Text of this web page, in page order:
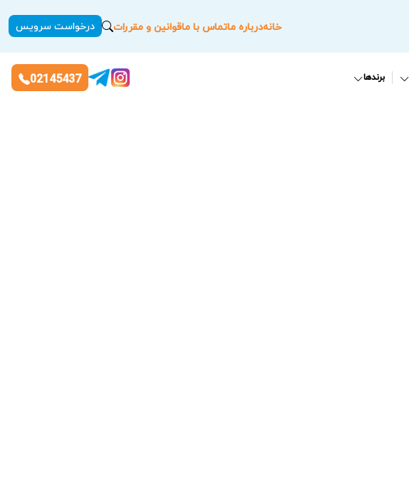
خانهدرباره ماتماس با ماقوانین و مقررات درخواست سرویس
برندها 02145437